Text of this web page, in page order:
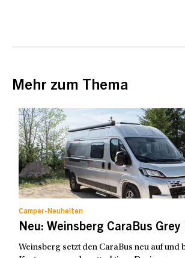
Mehr zum Thema
Camper-Neuheiten
Neu: Weinsberg CaraBus
Weinsberg setzt den CaraBus neu auf und